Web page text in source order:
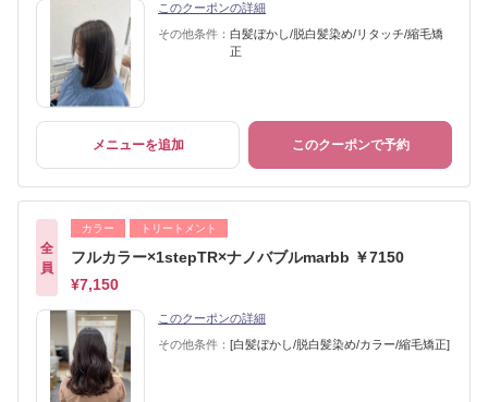
このクーポンの詳細
その他条件： 白髪ぼかし/脱白髪染め/リタッチ/縮毛矯
正
メニューを追加 このクーポンで予約
全
員
カラー トリートメント
フルカラー×1stepTR×ナノバブルmarbb ￥7150
¥7,150
このクーポンの詳細
その他条件： [白髪ぼかし/脱白髪染め/カラー/縮毛矯正]